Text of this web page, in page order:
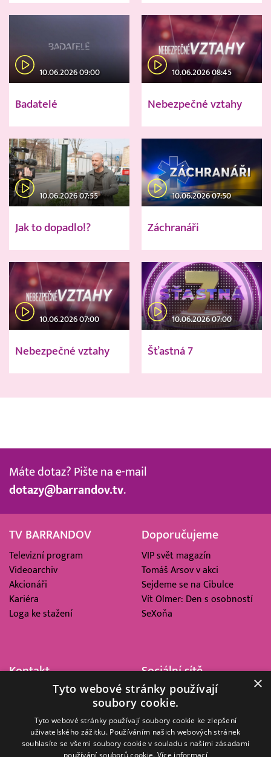
10.06.2026 09:00
Badatelé
10.06.2026 08:45
Nebezpečné vztahy
10.06.2026 07:55
Jak to dopadlo!?
10.06.2026 07:50
Záchranáři
10.06.2026 07:00
Nebezpečné vztahy
10.06.2026 07:00
Šťastná 7
Máte dotaz? Pište na e-mail
dotazy@barrandov.tv.
TV BARRANDOV
Televizní program
Videoarchiv
Akcionáři
Kariéra
Loga ke stažení
Doporučujeme
VIP svět magazín
Tomáš Arsov v akci
Sejdeme se na Cibulce
Vít Olmer: Den s osobností
SeXoňa
Kontakt
Barrandov Televizní Studio,
Kříženeckého nám. 322
152 00 Praha 5
IČ 416 93 311
Sociální sítě
×
Tyto webové stránky používají
soubory cookie.
Tyto webové stránky používají soubory cookie ke zlepšení
uživatelského zážitku. Používáním našich webových stránek
souhlasíte se všemi soubory cookie v souladu s našimi zásadami
používání souborů cookie. Více informací